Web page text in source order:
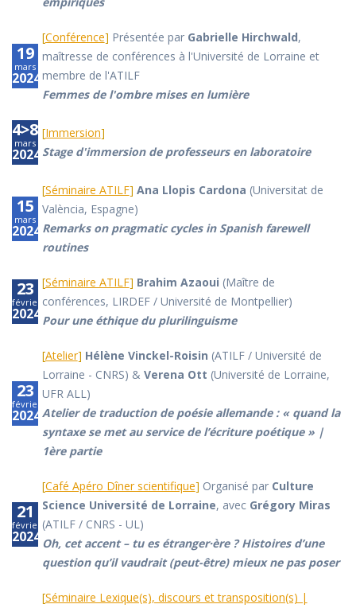
19
mars
2024
[Conférence] Présentée par Gabrielle Hirchwald,
maîtresse de conférences à l'Université de Lorraine et
membre de l'ATILF
Femmes de l'ombre mises en lumière
4>8
mars
2024
[Immersion]
Stage d'immersion de professeurs en laboratoire
15
mars
2024
[Séminaire ATILF] Ana Llopis Cardona (Universitat de
València, Espagne)
Remarks on pragmatic cycles in Spanish farewell
routines
23
février
2024
[Séminaire ATILF] Brahim Azaoui (Maître de
conférences, LIRDEF / Université de Montpellier)
Pour une éthique du plurilinguisme
23
février
2024
[Atelier] Hélène Vinckel-Roisin (ATILF / Université de
Lorraine - CNRS) & Verena Ott (Université de Lorraine,
UFR ALL)
Atelier de traduction de poésie allemande : « quand la
syntaxe se met au service de l’écriture poétique » |
1ère partie
21
février
2024
[Café Apéro Dîner scientifique] Organisé par Culture
Science Université de Lorraine, avec Grégory Miras
(ATILF / CNRS - UL)
Oh, cet accent – tu es étranger·ère ? Histoires d’une
question qu’il vaudrait (peut-être) mieux ne pas poser
[Séminaire Lexique(s), discours et transposition(s) |